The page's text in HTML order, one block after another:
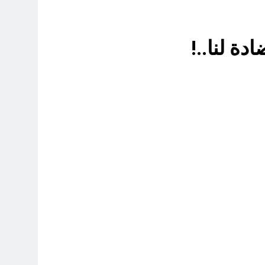
التعامل المنجز لعقل الانسان ؟
لنا..!